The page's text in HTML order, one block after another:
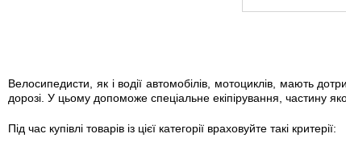
Велосипедисти, як і водії автомобілів, мотоциклів, мають
дорозі. У цьому допоможе спеціальне екіпірування, частину
Під час купівлі товарів із цієї категорії враховуйте такі критерії: